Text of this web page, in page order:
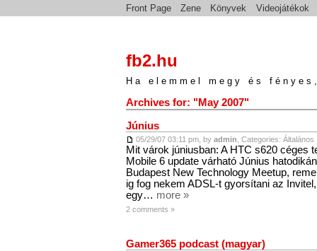
Front Page Zene Könyvek Videojátékok
fb2.hu
Ha elemmel megy és
Archives for: "May 2007"
Június
05/29/07 03:11 pm, by admin , Categories: Általános
Mit várok júniusban: A HTC s620 céges
Mobile 6 update várható Június
Budapest New Technology Meetup,
ig fog nekem ADSL-t gyorsítani az
egy… more »
2 comments »
Gamer365 podcast (magyar)